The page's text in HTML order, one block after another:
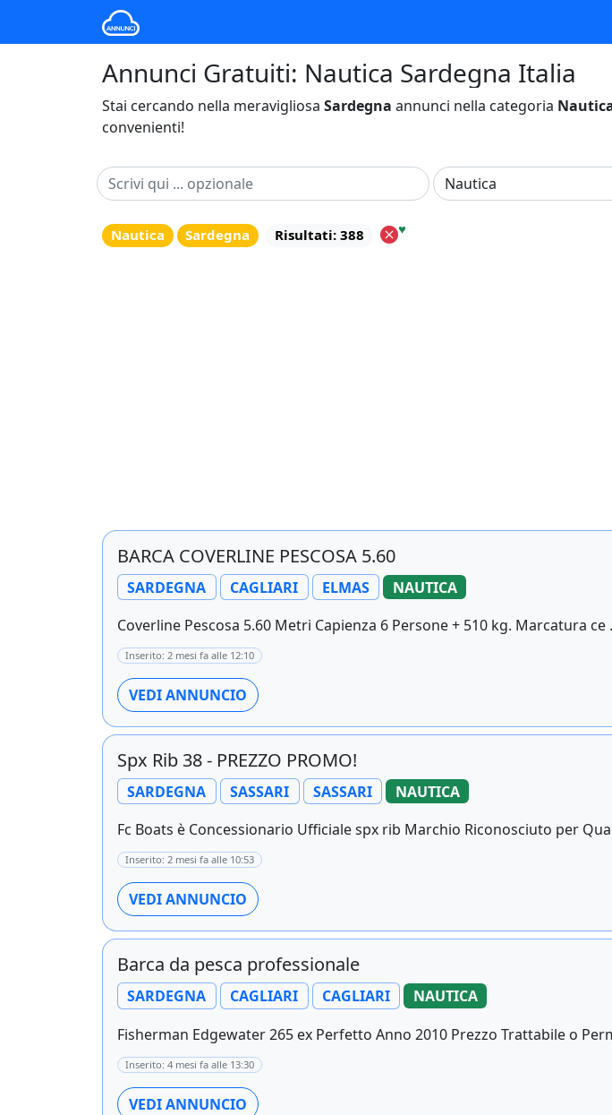
Annunci Gratuiti: Nautica Sardegna Italia
Stai cercando nella meravigliosa Sardegna annunci nella categoria
convenienti!
Nautica Sardegna Risultati: 388 ♥
BARCA COVERLINE PESCOSA 5.60
SARDEGNA CAGLIARI ELMAS
NAUTICA
Coverline Pescosa 5.60 Metri Capienza 6 Persone + 510 kg. Marcatura ce
Inserito: 2 mesi fa alle 12:10
VEDI ANNUNCIO
Spx Rib 38 - PREZZO PROMO!
SARDEGNA SASSARI SASSARI
NAUTICA
Fc Boats è Concessionario Ufficiale spx rib Marchio Riconosciuto per
Inserito: 2 mesi fa alle 10:53
VEDI ANNUNCIO
Barca da pesca professionale
SARDEGNA CAGLIARI CAGLIARI
NAUTICA
Fisherman Edgewater 265 ex Perfetto Anno 2010 Prezzo Trattabile o
Inserito: 4 mesi fa alle 13:30
VEDI ANNUNCIO